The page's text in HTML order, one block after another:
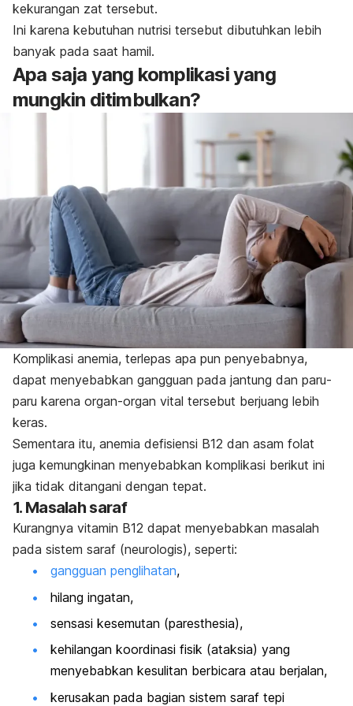
kekurangan zat tersebut.
Ini karena kebutuhan nutrisi tersebut dibutuhkan lebih
banyak pada saat hamil.
Apa saja yang komplikasi yang
mungkin ditimbulkan?
Komplikasi anemia, terlepas apa pun penyebabnya,
dapat menyebabkan gangguan pada jantung dan paru-
paru karena organ-organ vital tersebut berjuang lebih
keras.
Sementara itu, anemia defisiensi B12 dan asam folat
juga kemungkinan menyebabkan komplikasi berikut ini
jika tidak ditangani dengan tepat.
1. Masalah saraf
Kurangnya vitamin B12 dapat menyebabkan masalah
pada sistem saraf (neurologis), seperti:
gangguan penglihatan,
hilang ingatan,
sensasi kesemutan (paresthesia),
kehilangan koordinasi fisik (ataksia) yang
menyebabkan kesulitan berbicara atau berjalan,
kerusakan pada bagian sistem saraf tepi